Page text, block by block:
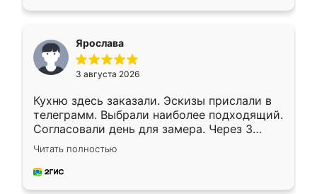
Ярослава
3 августа 2026
Кухню здесь заказали. Эскизы прислали в
телеграмм. Выбрали наиболее подходящий.
Согласовали день для замера. Через 3
недели кухня была уже готова. Остались
довольны работой. Спасибо Ренессанс
мебель за качественную работу!
Читать полностью